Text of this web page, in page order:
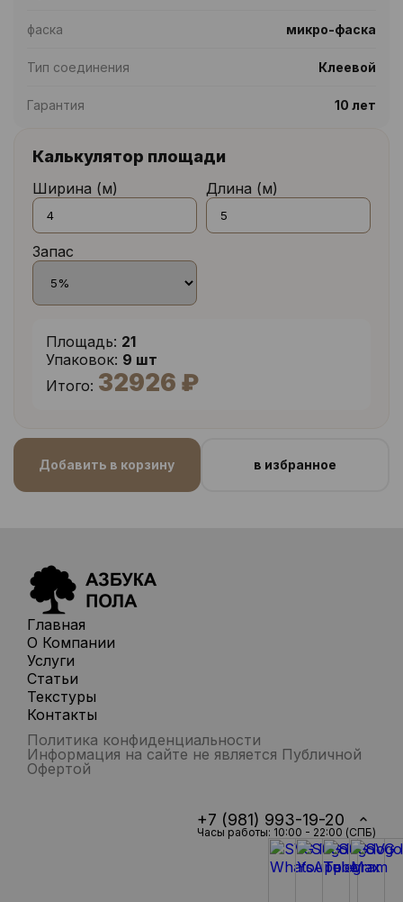
фаска микро-фаска
Тип соединения Клеевой
Гарантия 10 лет
Калькулятор площади
Ширина (м) Длина (м)
Запас
Площадь: 21
Упаковок: 9 шт
Итого: 32926 ₽
Добавить в корзину в избранное
Главная
О Компании
Услуги
Статьи
Текстуры
Контакты
Политика конфиденциальности
Информация на сайте не является Публичной
Офертой
+7 (981) 993-19-20
Часы работы: 10:00 - 22:00 (СПБ)